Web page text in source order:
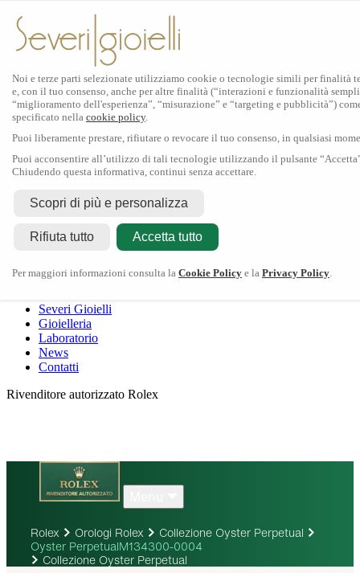
Rolex
Rolex Certified Pre-Owned
Tudor
La collezioneTudor shop
Dodo
Severi Gioielli
Gioielleria
Laboratorio
News
Contatti
Rivenditore autorizzato Rolex
Scopri Rolex
Orologi Rolex
Nuovi modelli 2026
Accessori Rolex
L'arte dell'orologeria
Manutenzione
Oyster Story
Contattaci
Rolex Orologi Rolex
Collezione Oyster Perpetual
Oyster PerpetualM134300-0004
Collezione Oyster Perpetual
Noi e terze parti selezionate utilizziamo cookie o tecnologie simili per finalità
e, con il tuo consenso, anche per altre finalità (“interazioni e funzionalità
“miglioramento dell'esperienza”, “misurazione” e “targeting e pubblicità”)
specificato nella cookie policy.
Puoi liberamente prestare, rifiutare o revocare il tuo consenso, in qualsiasi
Puoi acconsentire all’utilizzo di tali tecnologie utilizzando il pulsante
Chiudendo questa informativa, continui senza accettare.
Scopri di più e personalizza
Rifiuta tutto Accetta tutto
Per maggiori informazioni consulta la Cookie Policy e la Privacy Policy.